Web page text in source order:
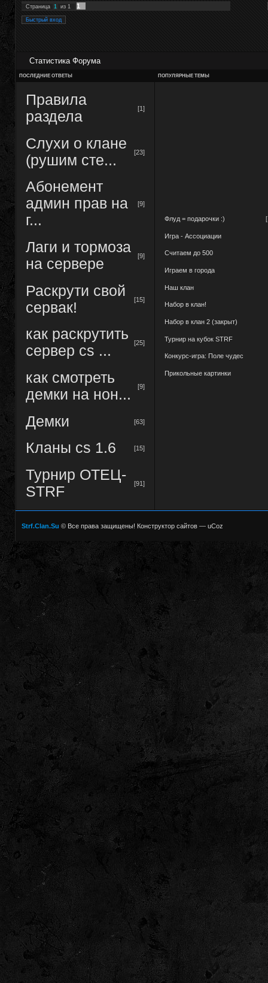
Страница 1 из 1 1
Статистика Форума
ПОСЛЕДНИЕ ОТВЕТЫ ПОПУЛЯРНЫЕ ТЕМЫ
Правила
раздела
[1]
Слухи о клане
(рушим сте...
[23]
Абонемент
админ прав на
г...
[9]
Лаги и тормоза
на сервере
[9]
Раскрути свой
сервак!
[15]
как раскрутить
сервер cs ...
[25]
как смотреть
демки на нон...
[9]
Демки [63]
Кланы cs 1.6 [15]
Турнир ОТЕЦ-
STRF
[91]
Флуд = подарочки :)
Игра - Ассоциации
Считаем до 500
Играем в города
Наш клан
Набор в клан!
Набор в клан 2 (закрыт)
Турнир на кубок STRF
Конкурс-игра: Поле чудес
Прикольные картинки
Strf.Clan.Su © Все права защищены! Конструктор сайтов— uCoz